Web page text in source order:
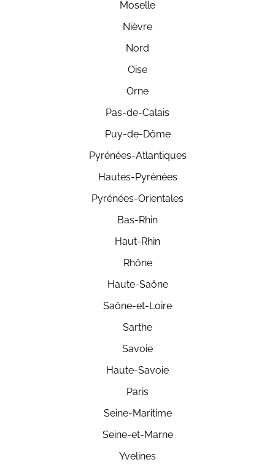
Moselle
Nièvre
Nord
Oise
Orne
Pas-de-Calais
Puy-de-Dôme
Pyrénées-Atlantiques
Hautes-Pyrénées
Pyrénées-Orientales
Bas-Rhin
Haut-Rhin
Rhône
Haute-Saône
Saône-et-Loire
Sarthe
Savoie
Haute-Savoie
Paris
Seine-Maritime
Seine-et-Marne
Yvelines